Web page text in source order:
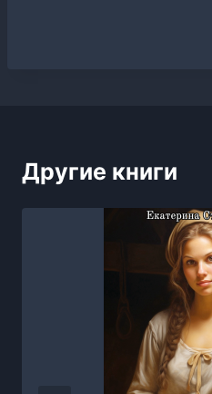
Другие книги